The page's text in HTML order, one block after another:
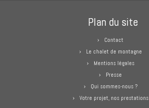
Plan du site
Contact
Le chalet de montagne
Mentions légales
Presse
Qui sommes-nous ?
Votre projet, nos prestations